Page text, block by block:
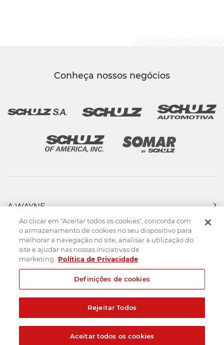
Conheça nossos negócios
A WAYNE
PRODUTOS
FORÇA DE VENDAS
ASSISTÊNCIA TÉCNICA
DOWNLOADS
CONTATO
Mapa do Site Termos de uso Política de privacidade
Created by
Ao clicar em "Aceitar todos os cookies", concorda com
o armazenamento de cookies no seu dispositivo para
melhorar a navegação no site, analisar a utilização do
site e ajudar nas nossas iniciativas de
marketing.
Política de Privacidade
Definições de cookies
Rejeitar Todos
Aceitar todos os cookies